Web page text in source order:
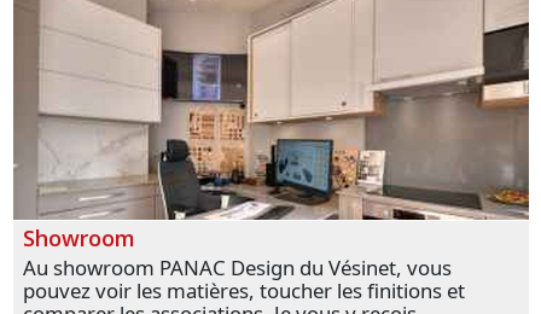
Showroom
Au showroom PANAC Design du Vésinet, vous
pouvez voir les matières, toucher les finitions et